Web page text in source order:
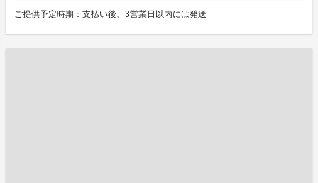
ご提供予定時期：支払い後、3営業日以内には発送